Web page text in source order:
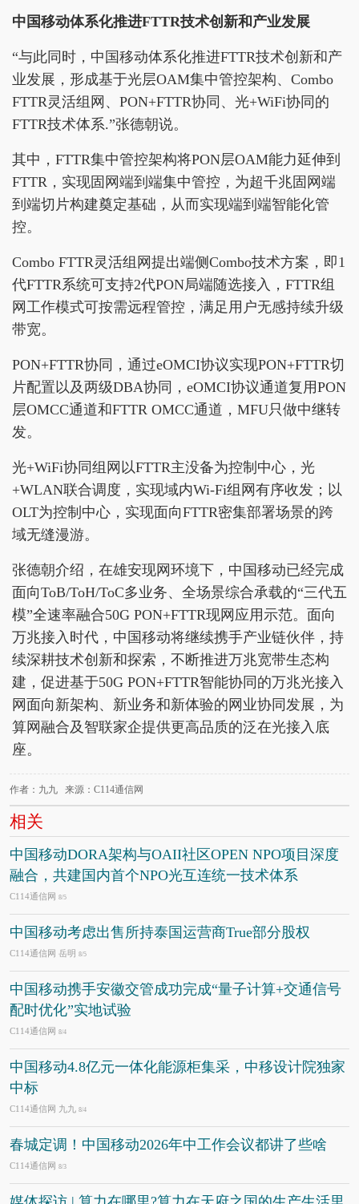
中国移动体系化推进FTTR技术创新和产业发展
“与此同时，中国移动体系化推进FTTR技术创新和产
业发展，形成基于光层OAM集中管控架构、Combo
FTTR灵活组网、PON+FTTR协同、光+WiFi协同的
FTTR技术体系.”张德朝说。
其中，FTTR集中管控架构将PON层OAM能力延伸到
FTTR，实现固网端到端集中管控，为超千兆固网端
到端切片构建奠定基础，从而实现端到端智能化管
控。
Combo FTTR灵活组网提出端侧Combo技术方案，即1
代FTTR系统可支持2代PON局端随选接入，FTTR组
网工作模式可按需远程管控，满足用户无感持续升级
带宽。
PON+FTTR协同，通过eOMCI协议实现PON+FTTR切
片配置以及两级DBA协同，eOMCI协议通道复用PON
层OMCC通道和FTTR OMCC通道，MFU只做中继转
发。
光+WiFi协同组网以FTTR主没备为控制中心，光
+WLAN联合调度，实现域内Wi-Fi组网有序收发；以
OLT为控制中心，实现面向FTTR密集部署场景的跨
域无缝漫游。
张德朝介绍，在雄安现网环境下，中国移动已经完成
面向ToB/ToH/ToC多业务、全场景综合承载的“三代五
模”全速率融合50G PON+FTTR现网应用示范。面向
万兆接入时代，中国移动将继续携手产业链伙伴，持
续深耕技术创新和探索，不断推进万兆宽带生态构
建，促进基于50G PON+FTTR智能协同的万兆光接入
网面向新架构、新业务和新体验的网业协同发展，为
算网融合及智联家企提供更高品质的泛在光接入底
座。
作者：九九 来源：C114通信网
相关
中国移动DORA架构与OAII社区OPEN NPO项目深度
融合，共建国内首个NPO光互连统一技术体系
C114通信网 8/5
中国移动考虑出售所持泰国运营商True部分股权
C114通信网 岳明 8/5
中国移动携手安徽交管成功完成“量子计算+交通信号
配时优化”实地试验
C114通信网 8/4
中国移动4.8亿元一体化能源柜集采，中移设计院独家
中标
C114通信网 九九 8/4
春城定调！中国移动2026年中工作会议都讲了些啥
C114通信网 8/3